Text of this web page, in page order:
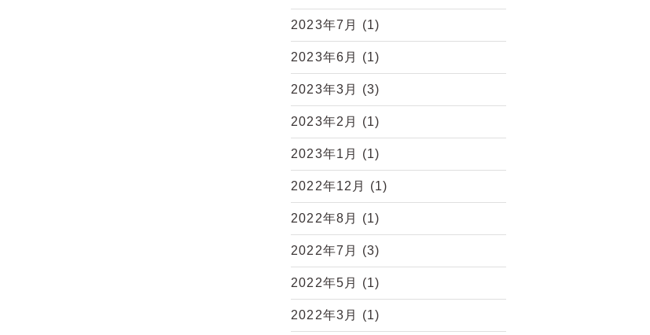
2023年7月 (1)
2023年6月 (1)
2023年3月 (3)
2023年2月 (1)
2023年1月 (1)
2022年12月 (1)
2022年8月 (1)
2022年7月 (3)
2022年5月 (1)
2022年3月 (1)